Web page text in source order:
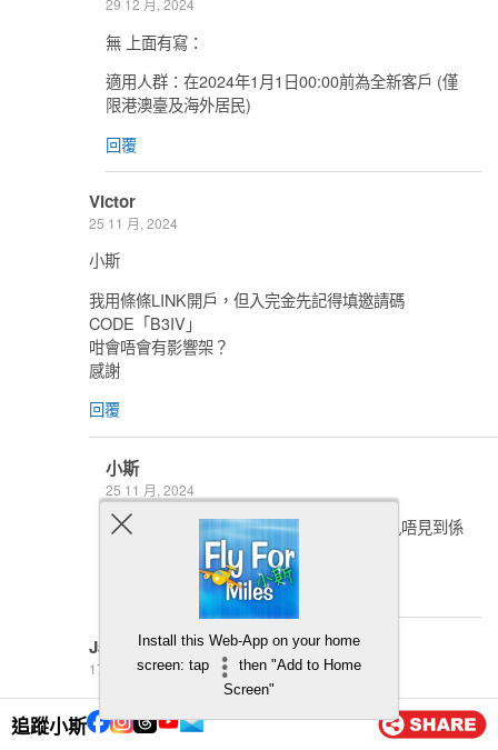
追蹤小斯
29 12 月, 2024
無 上面有寫：
適用人群：在2024年1月1日00:00前為全新客戶 (僅
限港澳臺及海外居民)
回覆
Victor
25 11 月, 2024
小斯
我用條條LINK開戶，但入完金先記得填邀請碼
CODE「B3IV」
咁會唔會有影響架？
感謝
回覆
小斯
25 11 月, 2024
唔一定要入 建議入埋姐 你可以問一問CS見唔見到係
經我申請 見到就OK
Jason
17 10 月, 2024
收到好多交易卷 有咩方法用左去又唔洗蝕錢?
Install this Web-App on your home
screen: tap
then "Add to Home
Screen"